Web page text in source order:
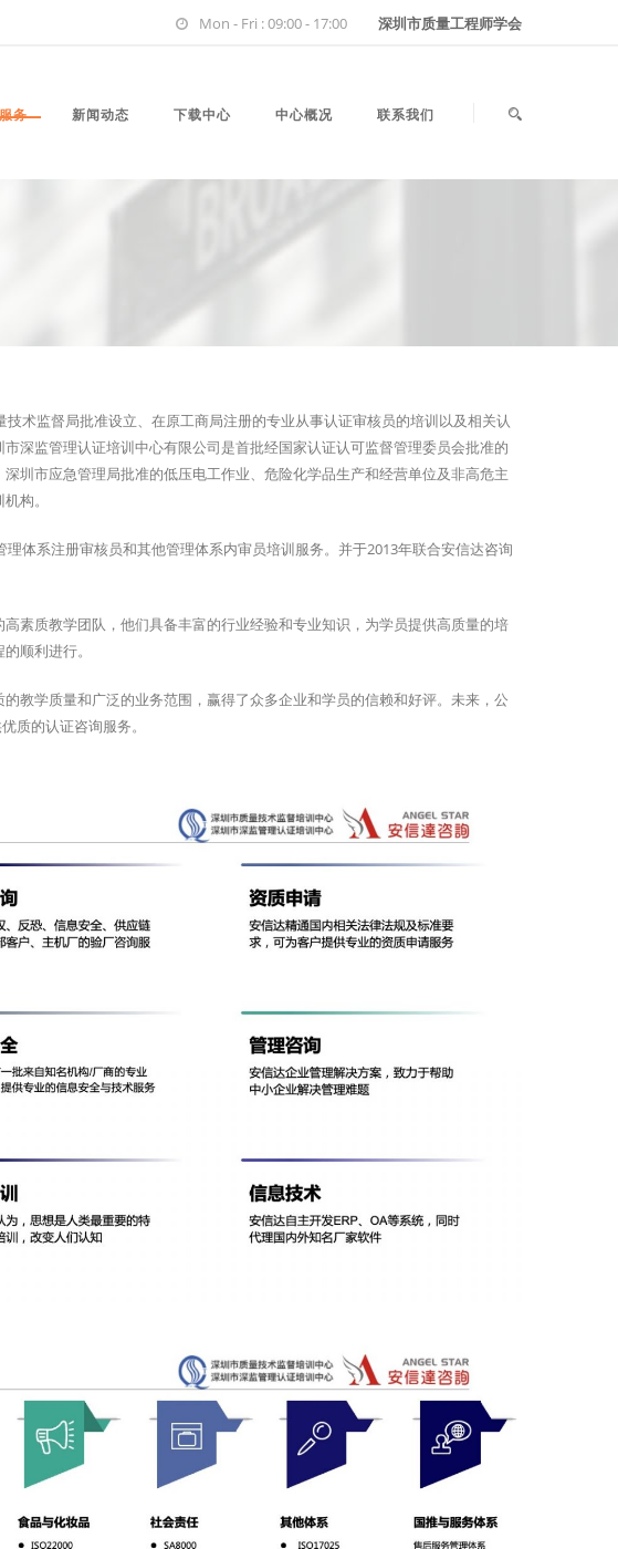
Mon - Fri : 09:00 - 17:00 深圳市质量工程师学会
务 新闻动态 下载中心 中心概况 联系我们
术监督局批准设立、在原工商局注册的专业从事认证审核员的培训以及相关认
深监管理认证培训中心有限公司是首批经国家认证认可监督管理委员会批准的
圳市应急管理局批准的低压电工作业、危险化学品生产和经营单位及非高危主
构。
体系注册审核员和其他管理体系内审员培训服务。并于2013年联合安信达咨询
素质教学团队，他们具备丰富的行业经验和专业知识，为学员提供高质量的培
顺利进行。
教学质量和广泛的业务范围，赢得了众多企业和学员的信赖和好评。未来，公
质的认证咨询服务。